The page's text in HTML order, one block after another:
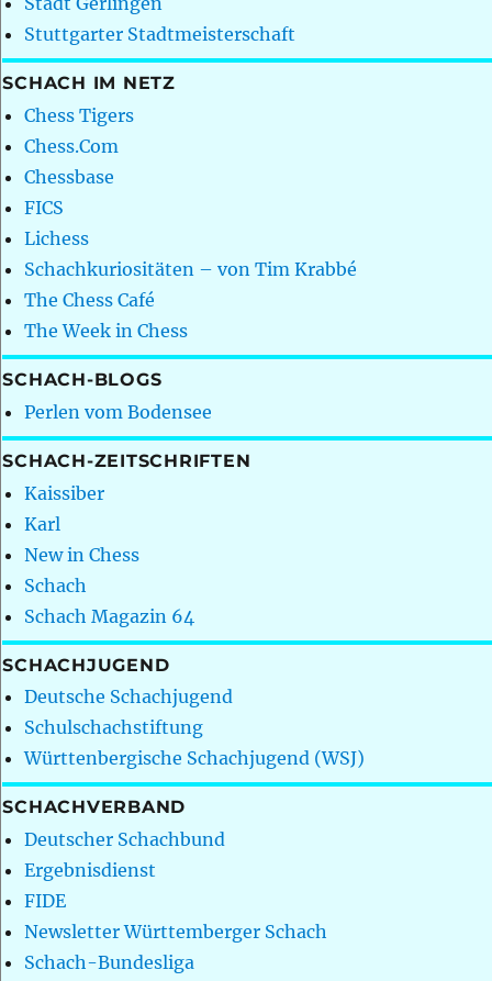
Stuttgarter Stadtmeisterschaft
SCHACH IM NETZ
Chess Tigers
Chess.Com
Chessbase
FICS
Lichess
Schachkuriositäten – von Tim Krabbé
The Chess Café
The Week in Chess
SCHACH-BLOGS
Perlen vom Bodensee
SCHACH-ZEITSCHRIFTEN
Kaissiber
Karl
New in Chess
Schach
Schach Magazin 64
SCHACHJUGEND
Deutsche Schachjugend
Schulschachstiftung
Württenbergische Schachjugend (WSJ)
SCHACHVERBAND
Deutscher Schachbund
Ergebnisdienst
FIDE
Newsletter Württemberger Schach
Schach-Bundesliga